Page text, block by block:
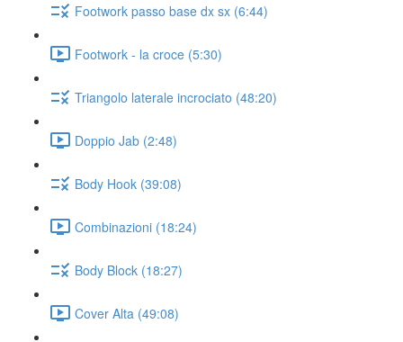
Footwork passo base dx sx (6:44)
Footwork - la croce (5:30)
Triangolo laterale incrociato (48:20)
Doppio Jab (2:48)
Body Hook (39:08)
Combinazioni (18:24)
Body Block (18:27)
Cover Alta (49:08)